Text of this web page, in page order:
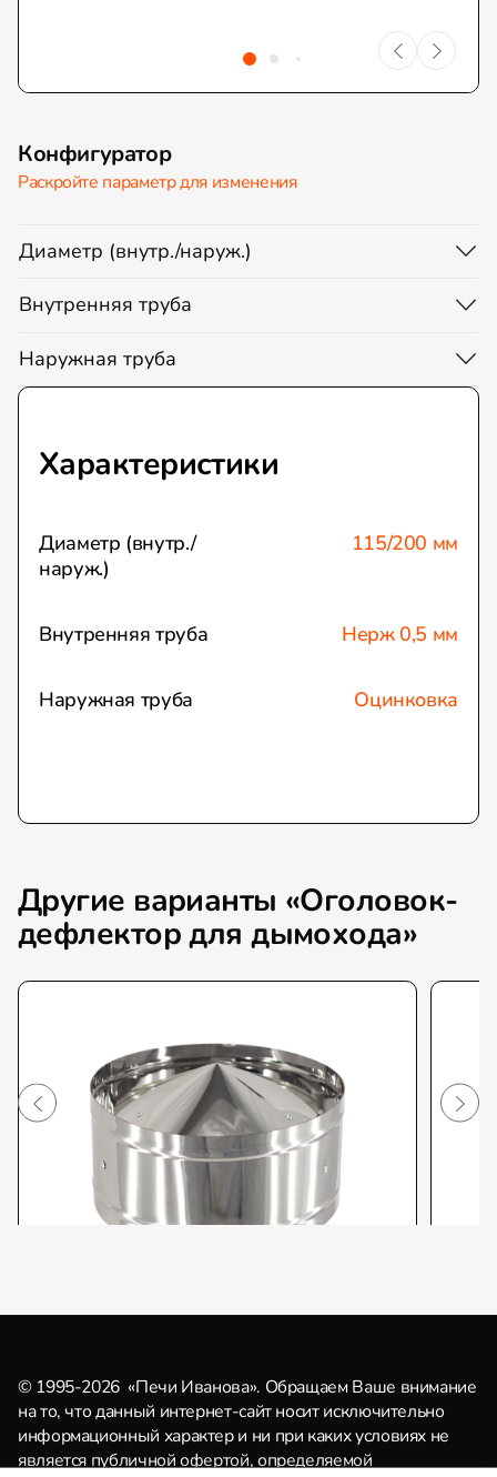
Конфигуратор
Раскройте параметр для изменения
Диаметр (внутр./наруж.)
Внутренняя труба
Наружная труба
Характеристики
Диаметр (внутр./
наруж.)
115/200 мм
Внутренняя труба Нерж 0,5 мм
Наружная труба Оцинковка
Другие варианты «Оголовок-
дефлектор для дымохода»
Оголовок-дефлектор для
дымохода — 115 / 200 — Нерж 0,5
мм / Нерж 0,5 мм
© 1995-2026 «Печи Иванова». Обращаем Ваше внимание
на то, что данный интернет-сайт носит исключительно
информационный характер и ни при каких условиях не
является публичной офертой, определяемой